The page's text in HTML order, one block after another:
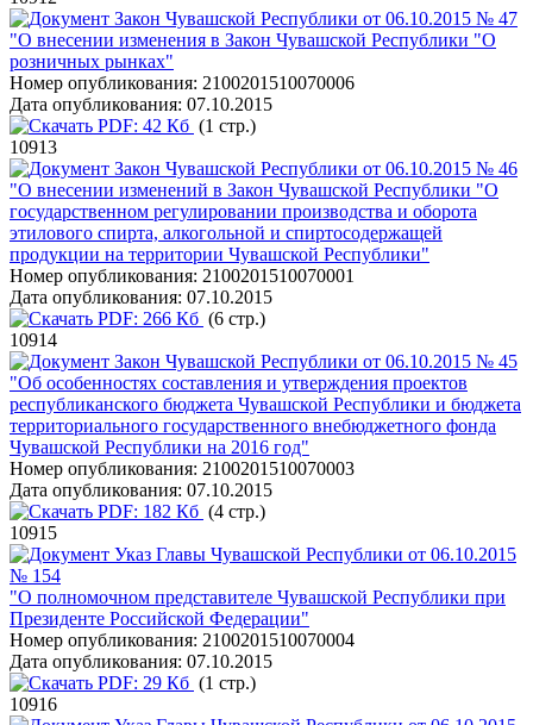
Закон Чувашской Республики от 06.10.2015 № 47
"О внесении изменения в Закон Чувашской Республики "О
розничных рынках"
Номер опубликования: 2100201510070006
Дата опубликования: 07.10.2015
PDF: 42 Кб (1 стр.)
10913
Закон Чувашской Республики от 06.10.2015 № 46
"О внесении изменений в Закон Чувашской Республики "О
государственном регулировании производства и оборота
этилового спирта, алкогольной и спиртосодержащей
продукции на территории Чувашской Республики"
Номер опубликования: 2100201510070001
Дата опубликования: 07.10.2015
PDF: 266 Кб (6 стр.)
10914
Закон Чувашской Республики от 06.10.2015 № 45
"Об особенностях составления и утверждения проектов
республиканского бюджета Чувашской Республики и бюджета
территориального государственного внебюджетного фонда
Чувашской Республики на 2016 год"
Номер опубликования: 2100201510070003
Дата опубликования: 07.10.2015
PDF: 182 Кб (4 стр.)
10915
Указ Главы Чувашской Республики от 06.10.2015
№ 154
"О полномочном представителе Чувашской Республики при
Президенте Российской Федерации"
Номер опубликования: 2100201510070004
Дата опубликования: 07.10.2015
PDF: 29 Кб (1 стр.)
10916